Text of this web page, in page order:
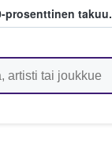
prosenttinen takuu.